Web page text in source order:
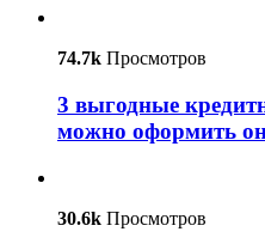
74.7k Просмотров
3 выгодные
можно оформить
30.6k Просмотров